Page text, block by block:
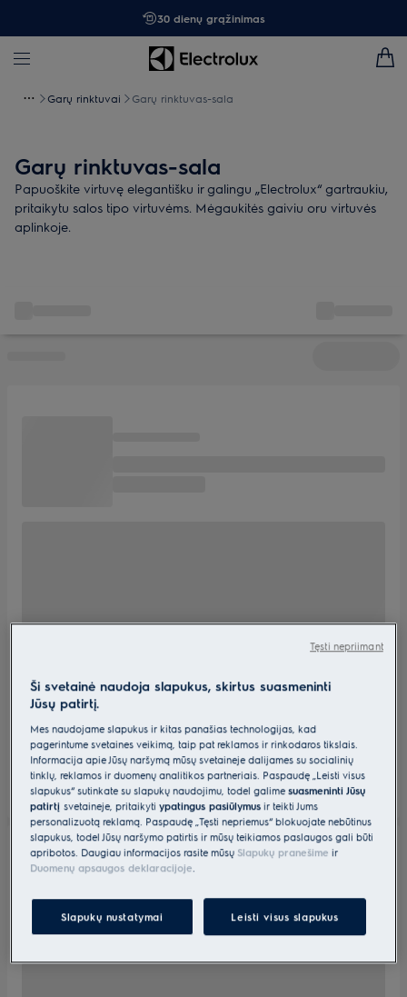
30 dienų grąžinimas
Garų rinktuvai Garų rinktuvas-sala
Garų rinktuvas-sala
Papuoškite virtuvę elegantišku ir galingu „Electrolux“ gartraukiu,
pritaikytu salos tipo virtuvėms. Mėgaukitės gaiviu oru virtuvės
aplinkoje.
Ši svetainė naudoja slapukus, skirtus suasmeninti
Jūsų patirtį.
Mes naudojame slapukus ir kitas panašias technologijas, kad
pagerintume svetainės veikimą, taip pat reklamos ir rinkodaros tikslais.
Informacija apie Jūsų naršymą mūsų svetainėje dalijamės su socialinių
tinklų, reklamos ir duomenų analitikos partneriais. Paspaudę „Leisti visus
slapukus“ sutinkate su slapukų naudojimu, todėl galimesuasmeninti Jūsų
patirtįsvetainėje, pritaikytiypatingus pasiūlymus ir teikti Jums
personalizuotą reklamą. Paspaudę „Tęsti nepriėmus“ blokuojate nebūtinus
slapukus, todėl Jūsų naršymo patirtis ir mūsų teikiamos paslaugos gali būti
apribotos. Daugiau informacijos rasite mūsų Slapukų pranešime ir
Duomenų apsaugos deklaracijoje.
Slapukų nustatymai Leisti visus slapukus
Tęsti nepriimant